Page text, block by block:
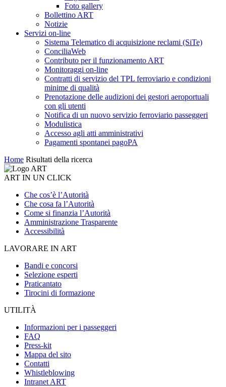
Foto gallery
Bollettino ART
Notizie
Servizi on-line
Sistema Telematico di acquisizione reclami (SiTe)
ConciliaWeb
Contributo per il funzionamento ART
Monitoraggi on-line
Contratti di servizio del TPL ferroviario e condizioni
minime di qualità
Prenotazione delle audizioni dei gestori aeroportuali
con gli utenti
Notifica di un nuovo servizio ferroviario passeggeri
Modulistica
Accesso agli atti amministrativi
Pagamenti spontanei pagoPA
Home Risultati della ricerca
ART IN UN CLICK
Che cos’è l’Autorità
Che cosa fa l’Autorità
Come si finanzia l’Autorità
Amministrazione Trasparente
Accessibilità
LAVORARE IN ART
Bandi e concorsi
Selezione esperti
Praticantato
Tirocini di formazione
UTILITÀ
Informazioni per i passeggeri
FAQ
Press-kit
Mappa del sito
Contatti
Whistleblowing
Intranet ART